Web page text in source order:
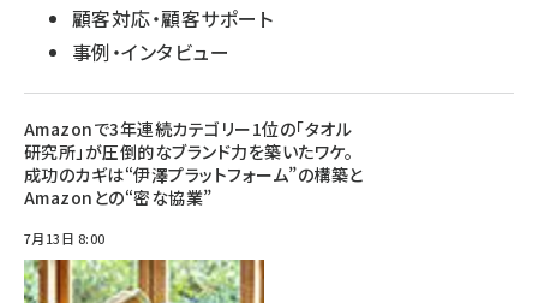
顧客対応・顧客サポート
事例・インタビュー
Amazonで3年連続カテゴリー1位の「タオル
研究所」が圧倒的なブランド力を築いたワケ。
成功のカギは“伊澤プラットフォーム”の構築と
Amazonとの“密な協業”
7月13日 8:00